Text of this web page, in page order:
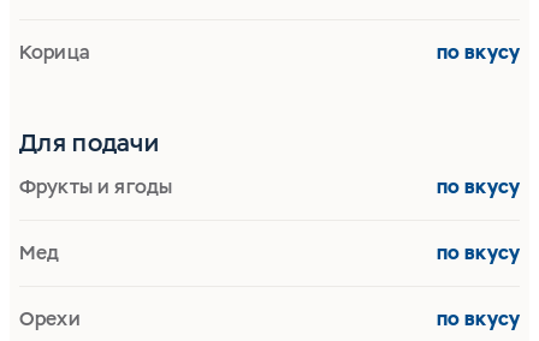
Корица по вкусу
Для подачи
Фрукты и ягоды по вкусу
Мед по вкусу
Орехи по вкусу